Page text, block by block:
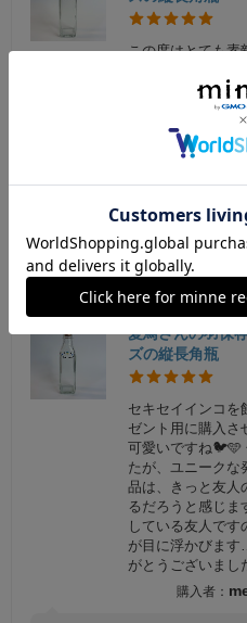
この度はとても素
ようで嬉しいで
ろしくお願いいた
らえたと思うと私も嬉しくな
心待ちにしております😊今後
愛鳥さんの羽保
ズの縦長角瓶
セキセイインコを
ゼント用に購入さ
可愛いですね🐦🩵
たが、ユニークな
品は、きっと友人
るだろうと感じ
している友人で
が目に浮かびま
がとうございまし